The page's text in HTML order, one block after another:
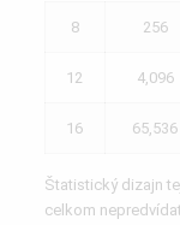
8 256
12 4,096
16 65,536
Štatistický dizajn
celkom